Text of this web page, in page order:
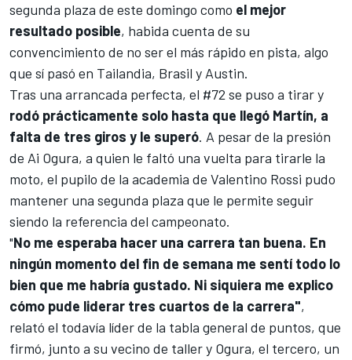
segunda plaza de este domingo como el mejor
resultado posible, habida cuenta de su
convencimiento de no ser el más rápido en pista, algo
que sí pasó en Tailandia, Brasil y Austin.
Tras una arrancada perfecta, el #72 se puso a tirar y
rodó prácticamente solo hasta que llegó Martín, a
falta de tres giros y le superó. A pesar de la presión
de Ai Ogura, a quien le faltó una vuelta para tirarle la
moto, el pupilo de la academia de Valentino Rossi pudo
mantener una segunda plaza que le permite seguir
siendo la referencia del campeonato.
"No me esperaba hacer una carrera tan buena. En
ningún momento del fin de semana me sentí todo lo
bien que me habría gustado. Ni siquiera me explico
cómo pude liderar tres cuartos de la carrera",
relató el todavía líder de la tabla general de puntos, que
firmó, junto a su vecino de taller y Ogura, el tercero, un